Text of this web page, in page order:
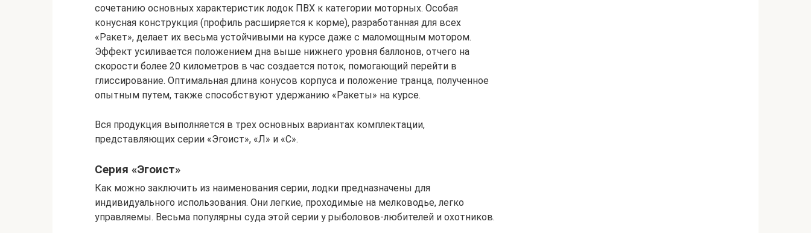
сочетанию основных характеристик лодок ПВХ к категории моторных. Особая
конусная конструкция (профиль расширяется к корме), разработанная для всех
«Ракет», делает их весьма устойчивыми на курсе даже с маломощным мотором.
Эффект усиливается положением дна выше нижнего уровня баллонов, отчего на
скорости более 20 километров в час создается поток, помогающий перейти в
глиссирование. Оптимальная длина конусов корпуса и положение транца, полученное
опытным путем, также способствуют удержанию «Ракеты» на курсе.
Вся продукция выполняется в трех основных вариантах комплектации,
представляющих серии «Эгоист», «Л» и «С».
Серия «Эгоист»
Как можно заключить из наименования серии, лодки предназначены для
индивидуального использования. Они легкие, проходимые на мелководье, легко
управляемы. Весьма популярны суда этой серии у рыболовов-любителей и охотников.